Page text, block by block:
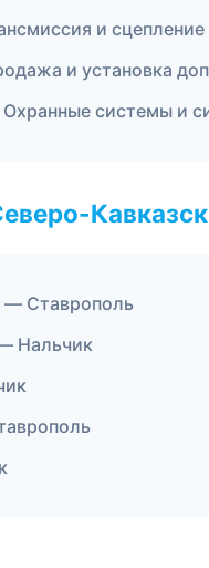
и сцепление
и установка
системы и
— Ставрополь
Нальчик